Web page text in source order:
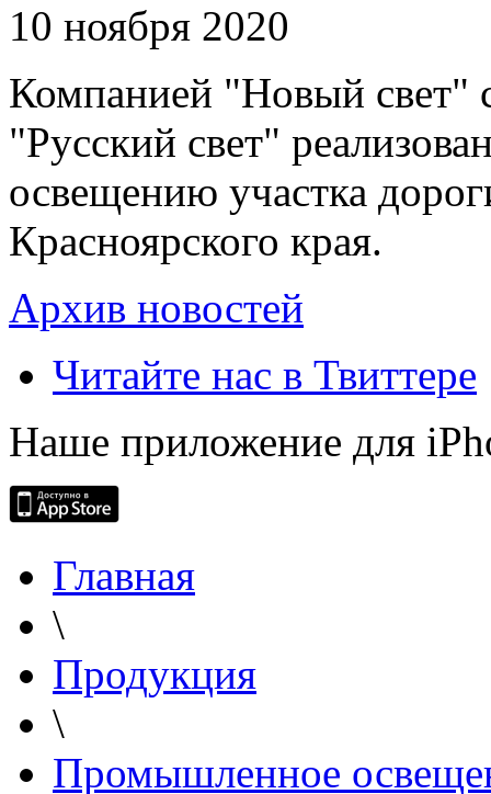
10 ноября 2020
Компанией "Новый свет"
"Русский свет"
освещению участка
Красноярского края.
Архив новостей
Читайте нас в Твиттере
Наше приложение для
Главная
\
Продукция
\
Промышленное